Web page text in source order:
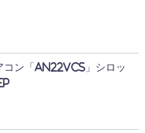
コン「AN22VCS」シロッ